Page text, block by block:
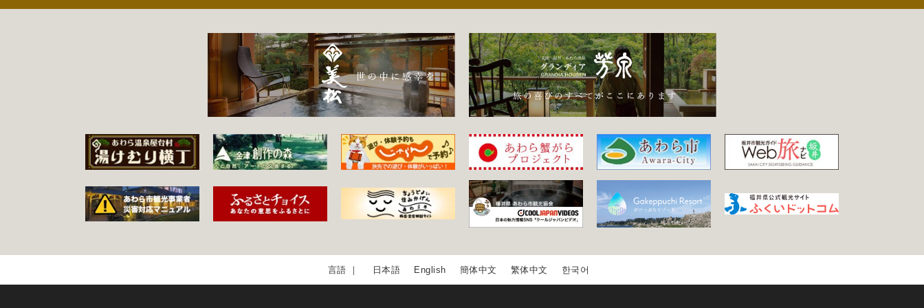
日本語 English 簡体中文 繁体中文 한국어